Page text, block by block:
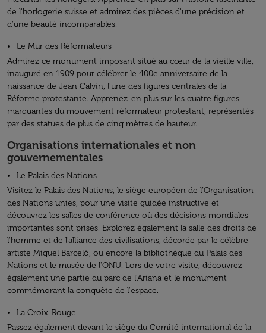
de l'horlogerie suisse et admirez des pièces d'une précision et
d'une beauté incomparables.
Le Mur des Réformateurs
Admirez ce monument imposant situé au cœur de la vieille ville,
inauguré en 1909 pour célébrer le 400e anniversaire de la
naissance de Jean Calvin, l'une des figures centrales de la
Réforme protestante. Apprenez-en plus sur les quatre figures
marquantes du mouvement réformateur protestant, représentés
par des statues de plus de cinq mètres de hauteur.
Organisations internationales et non
gouvernementales
Le Palais des Nations
Visitez le Palais des Nations, le siège européen de l’Organisation
des Nations unies, pour une visite guidée instructive et
découvrez les salles de conférence où des décisions mondiales
importantes sont prises. Explorez également la salle des droits de
l'homme et de l'alliance des civilisations, décorée par le célèbre
artiste Miquel Barcelò, ou encore la bibliothèque du Palais des
Nations et le musée de l'ONU. Lors de votre visite, découvrez
également une partie du parc de l'Ariana et le monument
commémorant la conquête de l'espace.
La Croix-Rouge
Passez également devant le siège du Comité international de la